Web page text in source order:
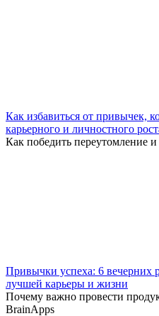
Как избавиться от привычек,
карьерного и личностного
Как победить переутомление
Привычки успеха: 6 вечерних
лучшей карьеры и жизни
Почему важно провести
BrainApps